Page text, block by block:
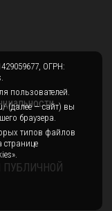
ПУБЛИЧНОЙ
ОГРН:
пользователей.
(далее — сайт) вы
браузера.
типов файлов
странице